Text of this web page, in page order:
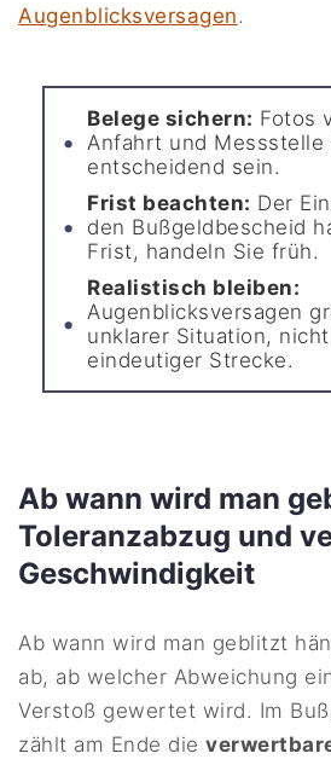
Augenblicksversagen.
Belege sichern: Fotos
Anfahrt und Messstelle
entscheidend sein.
Frist beachten: Der
den Bußgeldbescheid
Frist, handeln Sie früh.
Realistisch bleiben:
Augenblicksversagen
unklarer Situation,
eindeutiger Strecke.
Ab wann wird man
Toleranzabzug und
Geschwindigkeit
Ab wann wird man geblitzt
ab, ab welcher Abweichung
Verstoß gewertet wird. Im
zählt am Ende die